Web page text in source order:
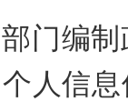
门编制
人信